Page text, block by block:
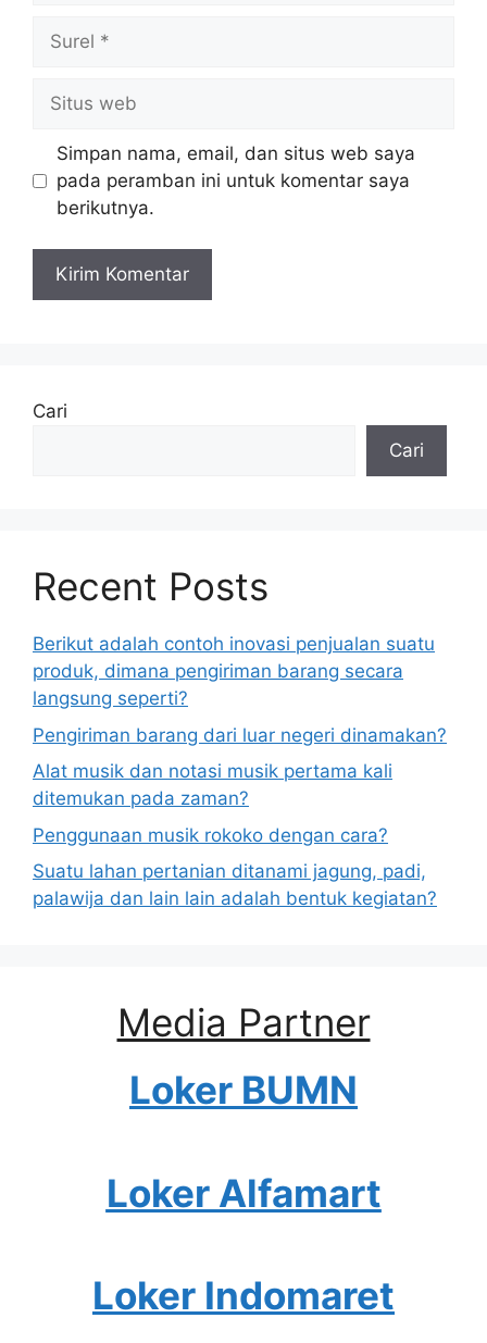
web
Simpan nama, email, dan situs web saya
pada peramban ini untuk komentar saya
berikutnya.
Cari
Cari
Recent Posts
Berikut adalah contoh inovasi penjualan suatu
produk, dimana pengiriman barang secara
langsung seperti?
Pengiriman barang dari luar negeri dinamakan?
Alat musik dan notasi musik pertama kali
ditemukan pada zaman?
Penggunaan musik rokoko dengan cara?
Suatu lahan pertanian ditanami jagung, padi,
palawija dan lain lain adalah bentuk kegiatan?
Media Partner
Loker BUMN
Loker Alfamart
Loker Indomaret